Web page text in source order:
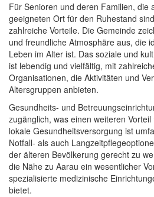
Für Senioren und deren Familien, die
geeigneten Ort für den Ruhestand
zahlreiche Vorteile. Die Gemeinde
und freundliche Atmosphäre aus, die
Leben im Alter ist. Das soziale und
ist lebendig und vielfältig, mit
Organisationen, die Aktivitäten und
Altersgruppen anbieten.
Gesundheits- und
zugänglich, was einen weiteren
lokale Gesundheitsversorgung ist
Notfall- als auch
der älteren Bevölkerung gerecht zu
die Nähe zu Aarau ein wesentlicher
spezialisierte medizinische
bietet.